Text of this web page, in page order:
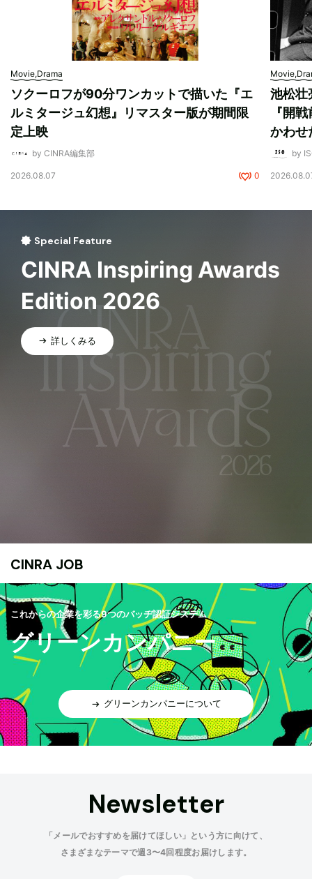
Movie,Drama
ソクーロフが90分ワンカットで描いた『エ
ルミタージュ幻想』リマスター版が期間限
定上映
by CINRA編集部
2026.08.07 0
池松壮
『開
かわせ
by
Special Feature
CINRA Inspiring Awards
Edition 2026
詳しくみる
CINRA JOB
これからの企業を彩る9つのバッヂ認証システム
グリーンカンパニー
グリーンカンパニーについて
Newsletter
「メールでおすすめを届けてほしい」という方に向けて、
さまざまなテーマで週3〜4回程度お届けします。